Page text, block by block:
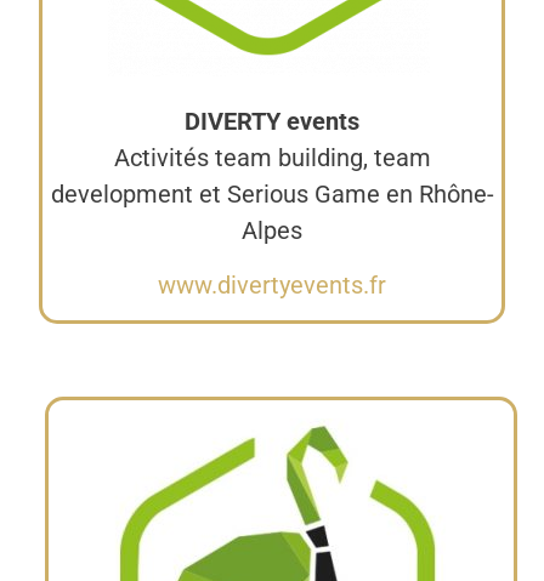
DIVERTY events
Activités team building, team
development et Serious Game en Rhône-
Alpes
www.divertyevents.fr